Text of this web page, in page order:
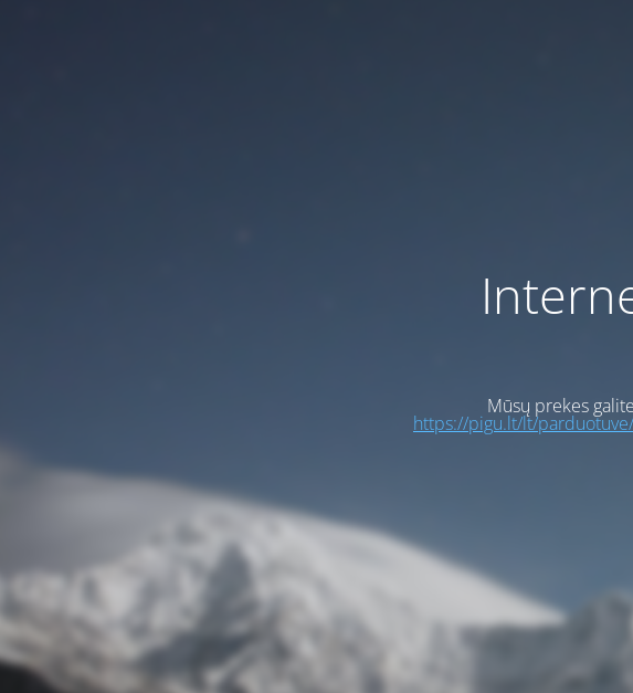
Mūsų prekes
https://pigu.lt/lt/